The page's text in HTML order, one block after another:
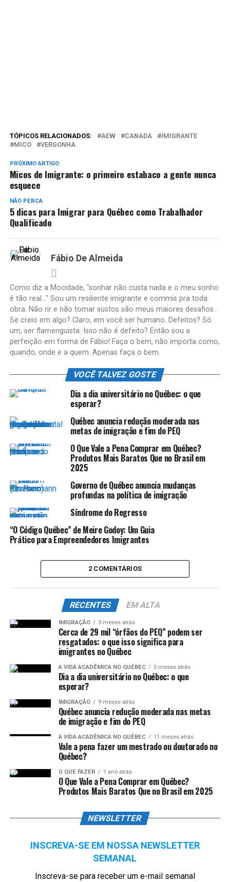
TÓPICOS RELACIONADOS: AEW CANADA
IMIGRANTE
MICO
VERGONHA
PRÓXIMO ARTIGO
Micos de Imigrante: o primeiro estabaco a gente nunca
esquece
NÃO PERCA
5 dicas para Imigrar para Québec como Trabalhador
Qualificado
Fábio De Almeida
Como diz a Mocidade, "sonhar não custa nada e o meu sonho
é tão real..." Sou um resiliente imigrante e commis pra toda
obra. Não rir e não tomar sustos são meus maiores desafios.
Se creio em algo? Claro, em você ser humano. Defeitos? Só
um, ser flamenguista. Isso não é defeito? Então sou a
perfeição em forma de Fábio! Faça o bem, não importa como,
quando, onde e a quem. Apenas faça o bem.
VOCÊ TALVEZ GOSTE
Dia a dia universitário no Québec: o que
esperar?
Québec anuncia redução moderada nas
metas de imigração e fim do PEQ
O Que Vale a Pena Comprar em Québec?
Produtos Mais Baratos Que no Brasil em
2025
Governo de Québec anuncia mudanças
profundas na política de imigração
Síndrome do Regresso
“O Código Québec” de Meire Godoy: Um Guia
Prático para Empreendedores Imigrantes
2 COMENTÁRIOS
RECENTES EM ALTA
IMIGRAÇÃO 3 meses atrás
Cerca de 29 mil “órfãos do PEQ” podem ser
resgatados: o que isso significa para
imigrantes no Québec
A VIDA ACADÊMICA NO QUÉBEC 5 meses atrás
Dia a dia universitário no Québec: o que
esperar?
IMIGRAÇÃO 9 meses atrás
Québec anuncia redução moderada nas metas
de imigração e fim do PEQ
A VIDA ACADÊMICA NO QUÉBEC 11 meses atrás
Vale a pena fazer um mestrado ou doutorado no
Québec?
O QUE FAZER 1 ano atrás
O Que Vale a Pena Comprar em Québec?
Produtos Mais Baratos Que no Brasil em 2025
NEWSLETTER
INSCREVA-SE EM NOSSA NEWSLETTER
SEMANAL
Inscreva-se para receber um e-mail semanal